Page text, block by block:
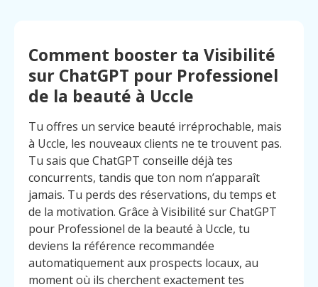
Comment booster ta Visibilité
sur ChatGPT pour Professionel
de la beauté à Uccle
Tu offres un service beauté irréprochable, mais
à Uccle, les nouveaux clients ne te trouvent pas.
Tu sais que ChatGPT conseille déjà tes
concurrents, tandis que ton nom n’apparaît
jamais. Tu perds des réservations, du temps et
de la motivation. Grâce à Visibilité sur ChatGPT
pour Professionel de la beauté à Uccle, tu
deviens la référence recommandée
automatiquement aux prospects locaux, au
moment où ils cherchent exactement tes